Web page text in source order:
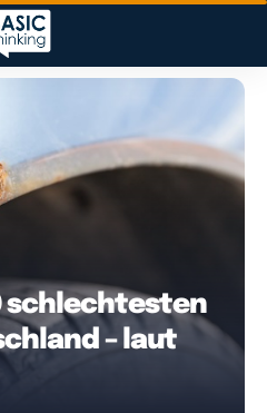
schlechtesten
– laut